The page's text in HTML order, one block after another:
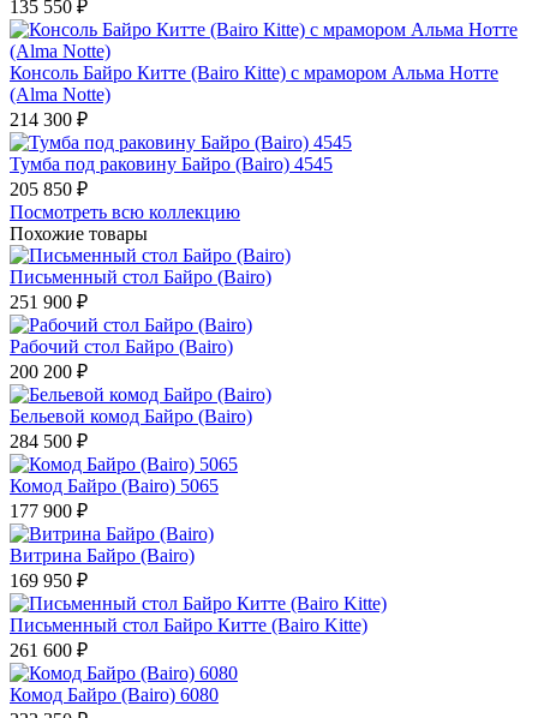
135 550 ₽
Консоль Байро Китте (Bairo Кitte) с мрамором Альма Нотте
(Alma Notte)
214 300 ₽
Тумба под раковину Байро (Bairo) 4545
205 850 ₽
Посмотреть всю коллекцию
Похожие товары
Письменный стол Байро (Bairo)
251 900 ₽
Рабочий стол Байро (Bairo)
200 200 ₽
Бельевой комод Байро (Bairo)
284 500 ₽
Комод Байро (Bairo) 5065
177 900 ₽
Витрина Байро (Bairo)
169 950 ₽
Письменный стол Байро Китте (Bairo Kitte)
261 600 ₽
Комод Байро (Bairo) 6080